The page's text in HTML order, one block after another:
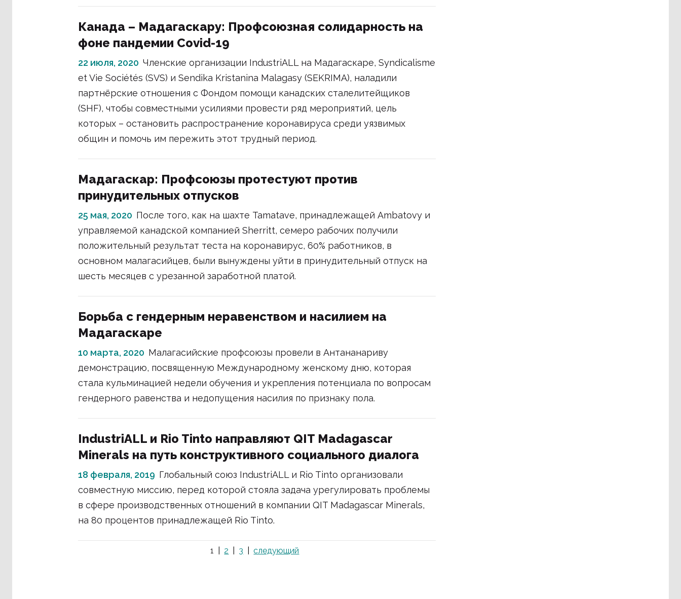
Канада – Мадагаскару: Профсоюзная солидарность на
фоне пандемии Covid-19
22 июля, 2020 Членские организации IndustriALL на Мадагаскаре, Syndicalisme
et Vie Sociétés (SVS) и Sendika Kristanina Malagasy (SEKRIMA), наладили
партнёрские отношения с Фондом помощи канадских сталелитейщиков
(SHF), чтобы совместными усилиями провести ряд мероприятий, цель
которых – остановить распространение коронавируса среди уязвимых
общин и помочь им пережить этот трудный период.
Мадагаскар: Профсоюзы протестуют против
принудительных отпусков
25 мая, 2020 После того, как на шахте Tamatave, принадлежащей Ambatovy и
управляемой канадской компанией Sherritt, семеро рабочих получили
положительный результат теста на коронавирус, 60% работников, в
основном малагасийцев, были вынуждены уйти в принудительный отпуск на
шесть месяцев с урезанной заработной платой.
Борьба с гендерным неравенством и насилием на
Мадагаскаре
10 марта, 2020 Малагасийские профсоюзы провели в Антананариву
демонстрацию, посвященную Международному женскому дню, которая
стала кульминацией недели обучения и укрепления потенциала по вопросам
гендерного равенства и недопущения насилия по признаку пола.
IndustriALL и Rio Tinto направляют QIT Madagascar
Minerals на путь конструктивного социального диалога
18 февраля, 2019 Глобальный союз IndustriALL и Rio Tinto организовали
совместную миссию, перед которой стояла задача урегулировать проблемы
в сфере производственных отношений в компании QIT Madagascar Minerals,
на 80 процентов принадлежащей Rio Tinto.
1 2 3 следующий